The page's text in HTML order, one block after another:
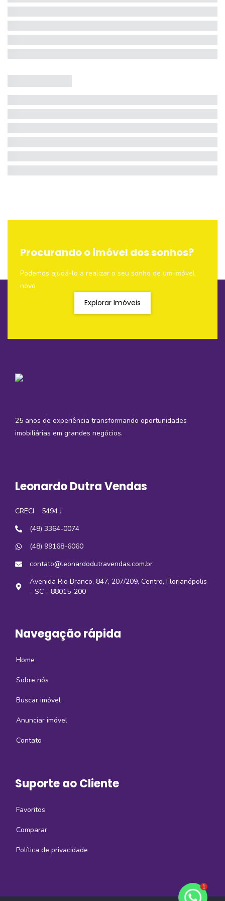
Procurando o imóvel dos sonhos?
Podemos ajudá-lo a realizar o seu sonho de um imóvel
novo
Explorar Imóveis
25 anos de experiência transformando oportunidades
imobiliárias em grandes negócios.
Leonardo Dutra Vendas
CRECI
5494 J
(48) 3364-0074
(48) 99168-6060
contato@leonardodutravendas.com.br
Avenida Rio Branco, 847, 207/209, Centro, Florianópolis
- SC - 88015-200
Navegação rápida
Home
Sobre nós
Buscar imóvel
Anunciar imóvel
Contato
Suporte ao Cliente
Favoritos
Comparar
Política de privacidade
1